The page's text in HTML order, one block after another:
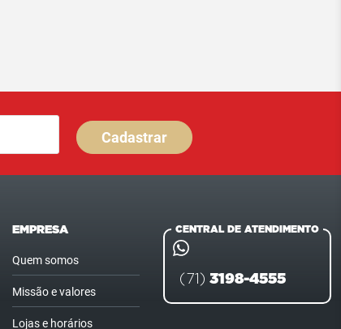
Cadastrar
EMPRESA
Quem somos
Missão e valores
Lojas e horários
CENTRAL DE ATENDIMENTO
(71) 3198-4555